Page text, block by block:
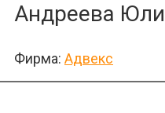
Андреева
Фирма: Адвекс